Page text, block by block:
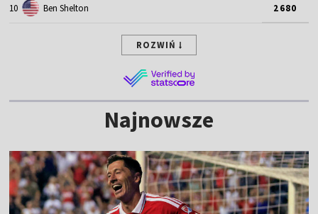
10 Ben Shelton 2680
ROZWIŃ
Najnowsze